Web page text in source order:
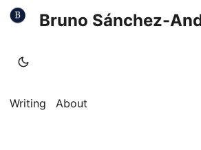
Bruno Sánchez-
Writing About